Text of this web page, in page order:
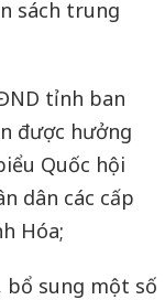
sách trung
tỉnh ban
được hưởng
Quốc hội
dân các cấp
Hóa;
bổ sung một số